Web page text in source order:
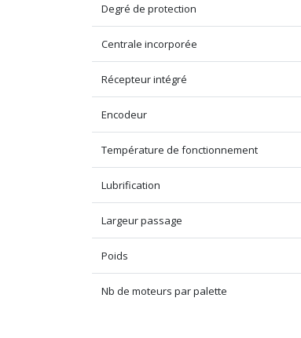
Degré de protection
Centrale incorporée
Récepteur intégré
Encodeur
Température de fonctionnement
Lubrification
Largeur passage
Poids
Nb de moteurs par palette